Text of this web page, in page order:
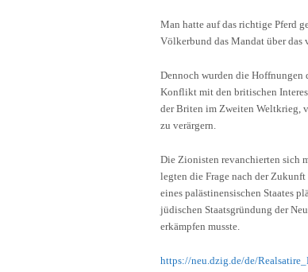
Man hatte auf das richtige Pferd
Völkerbund das Mandat über das
Dennoch wurden die
Konflikt mit den britischen
der Briten im Zweiten Weltkrieg,
zu verärgern.
Die Zionisten revanchierten sich
legten die Frage nach der
eines palästinensischen Staates
jüdischen Staatsgründung der
erkämpfen musste.
https://neu.dzig.de/de/